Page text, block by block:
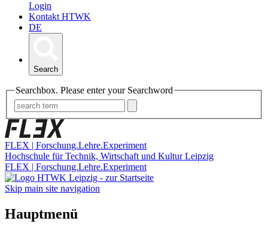
Login
Kontakt HTWK
DE
Search
Searchbox. Please enter your Searchword
FLEX | Forschung.Lehre.Experiment
Hochschule für Technik, Wirtschaft und Kultur Leipzig
FLEX | Forschung.Lehre.Experiment
Skip main site navigation
Hauptmenü